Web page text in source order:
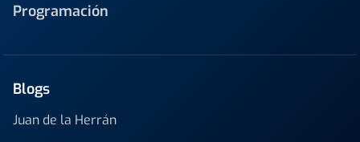
Programación
Blogs
Juan de la Herrán